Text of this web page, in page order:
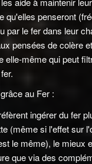
qu'elles penseront
par le fer dans leur
pensées de colère
elle-même qui peut
au Fer :
ingérer du fer
(même si l'effet sur
le même), le mieux
que via des